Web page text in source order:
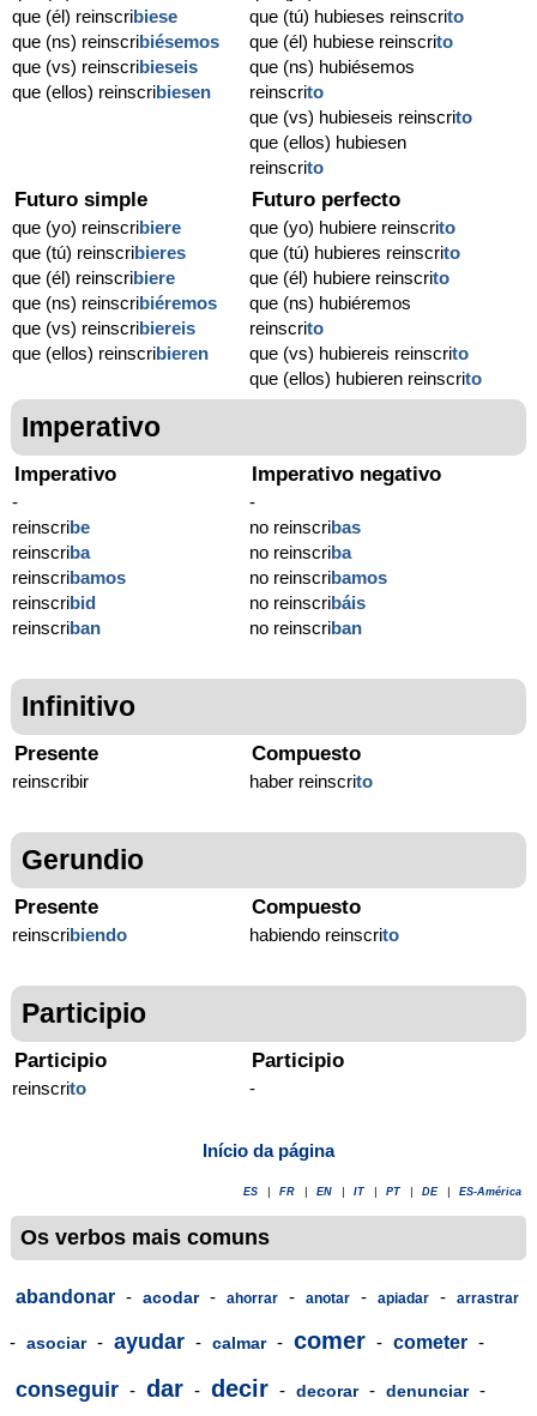
que (él) reinscribiese
que (ns) reinscribiésemos
que (vs) reinscribieseis
que (ellos) reinscribiesen
que (tú) hubieses reinscrito
que (él) hubiese reinscrito
que (ns) hubiésemos
reinscrito
que (vs) hubieseis reinscrito
que (ellos) hubiesen
reinscrito
Futuro simple
que (yo) reinscribiere
que (tú) reinscribieres
que (él) reinscribiere
que (ns) reinscribiéremos
que (vs) reinscribiereis
que (ellos) reinscribieren
Futuro perfecto
que (yo) hubiere reinscrito
que (tú) hubieres reinscrito
que (él) hubiere reinscrito
que (ns) hubiéremos
reinscrito
que (vs) hubiereis reinscrito
que (ellos) hubieren reinscrito
Imperativo
Imperativo
-
reinscribe
reinscriba
reinscribamos
reinscribid
reinscriban
Imperativo negativo
-
no reinscribas
no reinscriba
no reinscribamos
no reinscribáis
no reinscriban
Infinitivo
Presente
reinscribir
Compuesto
haber reinscrito
Gerundio
Presente
reinscribiendo
Compuesto
habiendo reinscrito
Participio
Participio
reinscrito
Participio
-
Início da página
ES FR EN IT PT DE ES-América
Os verbos mais comuns
abandonar - acodar - ahorrar - anotar - apiadar - arrastrar
- asociar - ayudar - calmar - comer - cometer -
conseguir - dar - decir - decorar - denunciar -